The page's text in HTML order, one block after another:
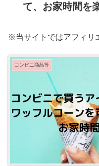
て、お家時間を
※当サイトではアフィリ
コンビニ商品等